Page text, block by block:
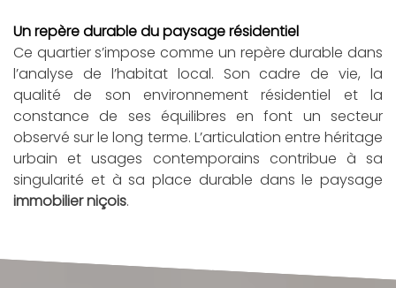
Un repère durable du paysage résidentiel
Ce quartier s’impose comme un repère durable dans
l’analyse de l’habitat local. Son cadre de vie, la
qualité de son environnement résidentiel et la
constance de ses équilibres en font un secteur
observé sur le long terme. L’articulation entre héritage
urbain et usages contemporains contribue à sa
singularité et à sa place durable dans le paysage
immobilier niçois.